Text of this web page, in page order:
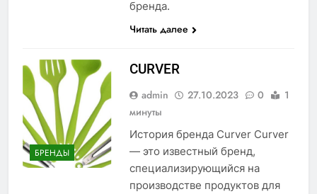
бренда.
Читать далее
БРЕНДЫ
CURVER
admin 27.10.2023 0
1
минуты
История бренда Curver Curver
— это известный бренд,
специализирующийся на
производстве продуктов для